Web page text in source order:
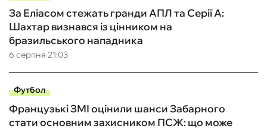
6 серпня 21:03
За Еліасом стежать гранди АПЛ та Серії А:
Шахтар визнався із цінником на
бразильського нападника
Футбол
Французькі ЗМІ оцінили шанси Забарного
стати основним захисником ПСЖ: що може